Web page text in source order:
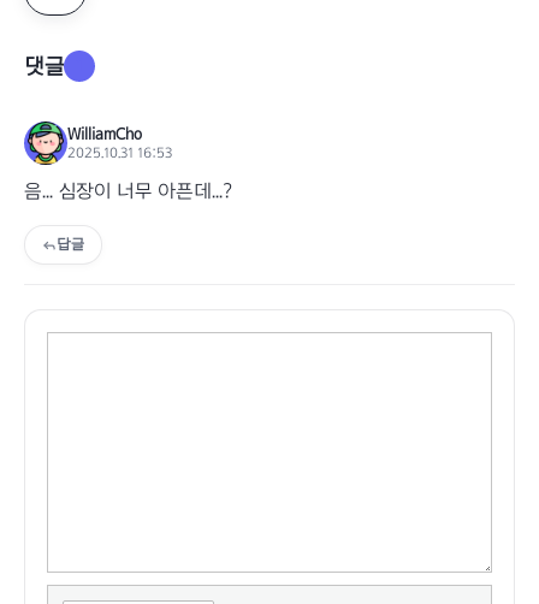
댓글
WilliamCho
2025.10.31 16:53
음... 심장이 너무 아픈데...?
답글